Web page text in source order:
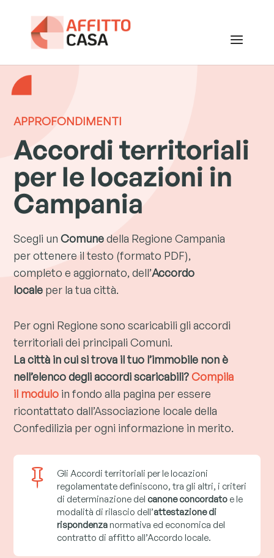
APPROFONDIMENTI
Accordi territoriali
per le locazioni in
Campania
Scegli unComunedella Regione Campania
per ottenere il testo (formato PDF),
completo e aggiornato, dell’Accordo
locale per la tua città.
Per ogni Regione sono scaricabili gli accordi
territoriali dei principali Comuni.
La città in cui si trova il tuo l’immobile non è
nell’elenco degli accordi scaricabili? Compila
il modulo in fondo alla pagina per essere
ricontattato dall’Associazione locale della
Confedilizia per ogni informazione in merito.

Gli Accordi territoriali per le locazioni
regolamentate definiscono, tra gli altri, i criteri
di determinazione del canone concordato e le
modalità di rilascio dell’attestazione di
rispondenzanormativa ed economica del
contratto di affitto all’Accordo locale.